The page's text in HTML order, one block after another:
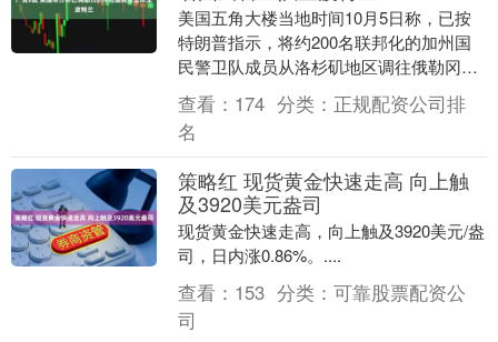
美国五角大楼当地时间10月5日称，已按
特朗普指示，将约200名联邦化的加州国
民警卫队成员从洛杉矶地区调往俄勒冈州
波特兰，以支援移民与海关执法局
（ICE）及其他联....
查看： 174 分类： 正规配资公司排
名
策略红 现货黄金快速走高 向上触
及3920美元盎司
现货黄金快速走高，向上触及3920美元/盎
司，日内涨0.86%。....
查看： 153 分类： 可靠股票配资公
司